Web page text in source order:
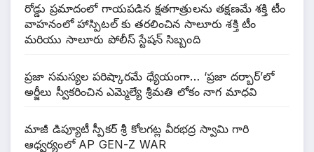
రోడ్డు ప్రమాదంలో గాయపడిన క్షతగాత్రులను తక్షణమే శక్తి టీం
వాహనంలో హాస్పిటల్ కు తరలించిన సాలూరు శక్తి టీం
మరియు సాలూరు పోలీస్ స్టేషన్ సిబ్బంది
ప్రజా సమస్యల పరిష్కారమే ధ్యేయంగా… ‘ప్రజా దర్బార్’లో
అర్జీలు స్వీకరించిన ఎమ్మెల్యే శ్రీమతి లోకం నాగ మాధవి
మాజీ డిప్యూటీ స్పీకర్ శ్రీ కోలగట్ల వీరభద్ర స్వామి గారి
ఆధ్వర్యంలో AP GEN-Z WAR